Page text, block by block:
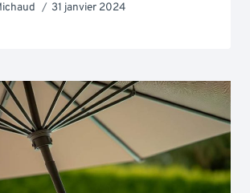
31 janvier 2024